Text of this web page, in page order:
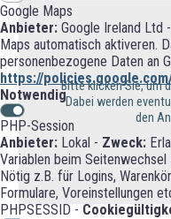
Google Maps
Anbieter: Google Ireland Ltd -
Maps automatisch aktiveren.
personenbezogene Daten an
https://
Notwendig
PHP-Session
Anbieter: Lokal - Zweck:
Variablen beim
Nötig z.B. für Logins,
Formulare, Voreinstellungen
PHPSESSID -
Bitte klicken Sie, um
Dabei werden
den